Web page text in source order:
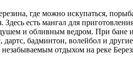
где можно искупаться,
Здесь есть мангал для
и обливным ведром. При бане
дартс, бадминтон, волейбол и
отдыхом на реке